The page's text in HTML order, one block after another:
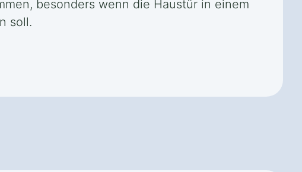
besonders wenn die Haustür in einem
soll.